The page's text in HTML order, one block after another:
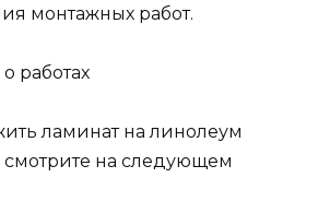
монтажных работ.
работах
ламинат на линолеум
на следующем